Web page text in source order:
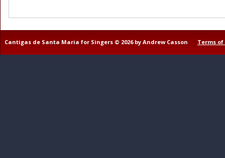
Cantigas de Santa Maria for Singers © 2026 by Andrew Casson Terms of